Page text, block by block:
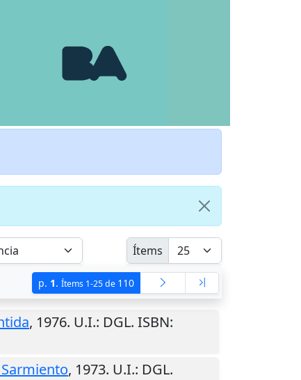
Ítems
p. 1.Ítems 1-25 de 110
, 1976. U.I.: DGL. ISBN:
, 1973. U.I.: DGL.